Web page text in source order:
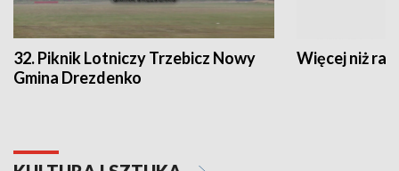
32. Piknik Lotniczy Trzebicz Nowy
Gmina Drezdenko
Więcej niż rajd